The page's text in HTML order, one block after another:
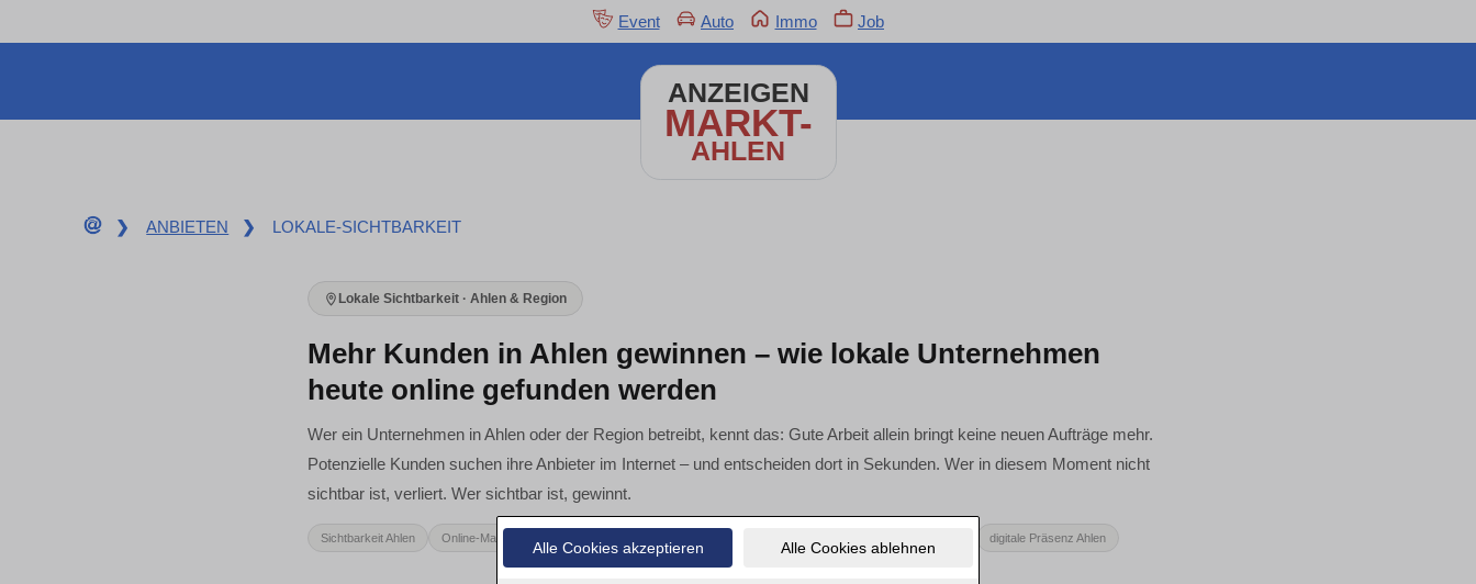
Alle Cookies akzeptieren Alle Cookies ablehnen
Event Auto Immo Job
ANZEIGEN
MARKT-
AHLEN
❯ ANBIETEN ❯ LOKALE-SICHTBARKEIT
Lokale Sichtbarkeit · Ahlen & Region
Mehr Kunden in Ahlen gewinnen – wie lokale Unternehmen
heute online gefunden werden
Wer ein Unternehmen in Ahlen oder der Region betreibt, kennt das: Gute Arbeit allein bringt keine neuen Aufträge mehr.
Potenzielle Kunden suchen ihre Anbieter im Internet – und entscheiden dort in Sekunden. Wer in diesem Moment nicht
sichtbar ist, verliert. Wer sichtbar ist, gewinnt.
Sichtbarkeit Ahlen Online-Marketing regional digitale Präsenz Ahlen